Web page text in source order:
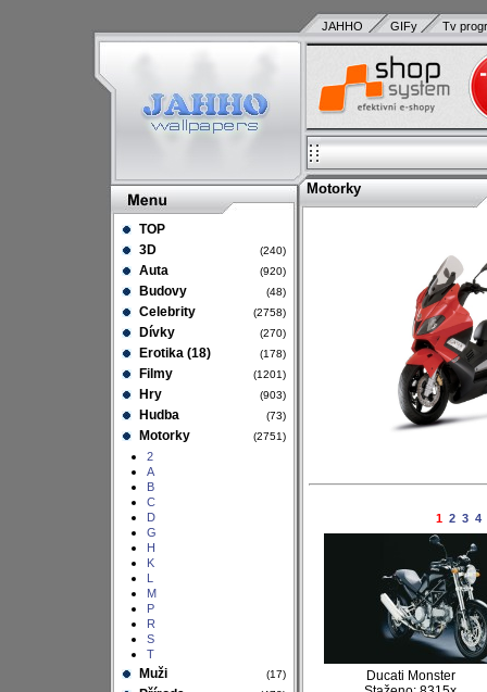
TOP
3D
(240)
Auta (920)
Budovy (48)
Celebrity (2758)
Dívky (270)
Erotika (18) (178)
Filmy (1201)
Hry (903)
Hudba (73)
Motorky (2751)
2
A
B
C
D
G
H
K
L
M
P
R
S
T
Muži (17)
JAHHO GIFy Tv
Motorky
1 2 3 4
Ducati Monster